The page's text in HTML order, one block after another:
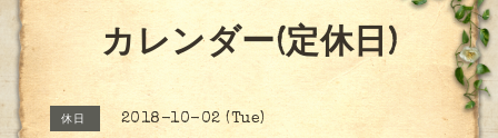
カレンダー(定休日)
休日 2018-10-02 (Tue)